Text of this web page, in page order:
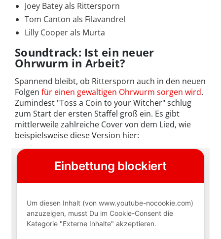
Joey Batey als Rittersporn
Tom Canton als Filavandrel
Lilly Cooper als Murta
Soundtrack: Ist ein neuer
Ohrwurm in Arbeit?
Spannend bleibt, ob Rittersporn auch in den neuen
Folgen für einen gewaltigen Ohrwurm sorgen wird.
Zumindest "Toss a Coin to your Witcher" schlug
zum Start der ersten Staffel groß ein. Es gibt
mittlerweile zahlreiche Cover von dem Lied, wie
beispielsweise diese Version hier: